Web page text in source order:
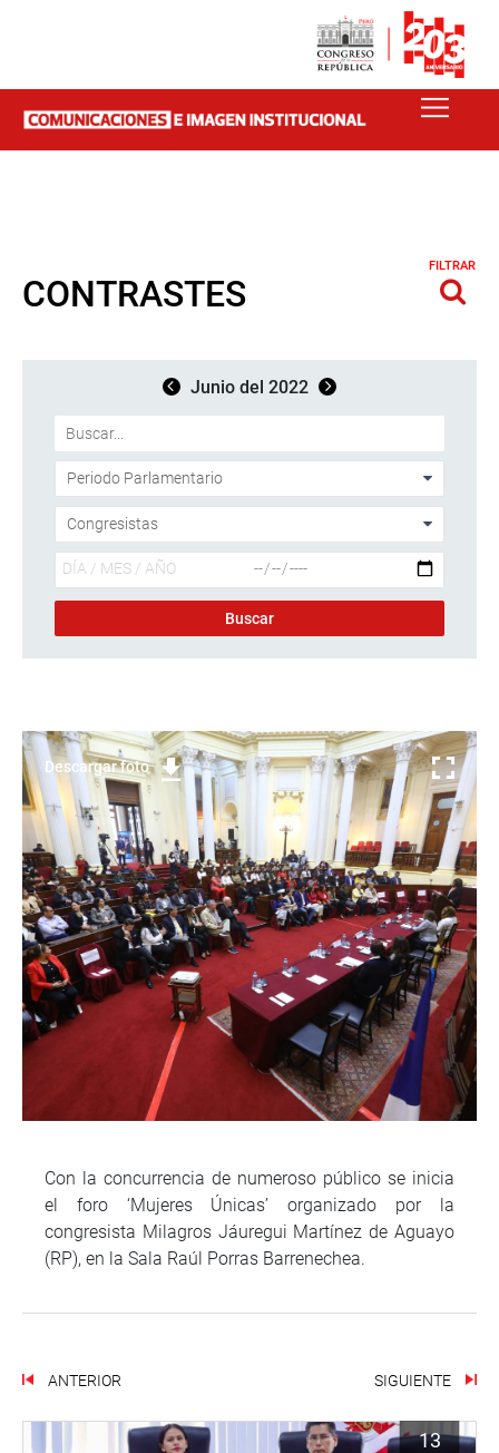
CONTRASTES
FILTRAR
Junio del 2022
Descargar foto
Con la concurrencia de numeroso público se inicia
el foro ‘Mujeres Únicas’ organizado por la
congresista Milagros Jáuregui Martínez de Aguayo
(RP), en la Sala Raúl Porras Barrenechea.
ANTERIOR SIGUIENTE
13